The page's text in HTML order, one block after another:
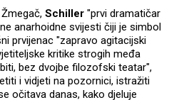
Schiller "prvi dramatičar
anarhoidne svijesti čiji je simbol
prvijenac "zapravo agitacijski
kritike strogih međa
bez dvojbe filozofski teatar",
i vidjeti na pozornici, istražiti
očitava danas, kako djeluje